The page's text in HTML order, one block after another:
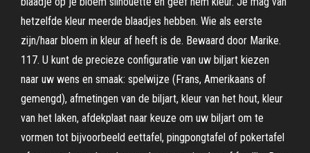
hetzelfde kleur meerde blaadjes hebben. Wie als eerste
zijn/haar bloem in kleur af heeft is de. Bewaard door Marike.
117. U kunt de precieze configuratie van uw biljart kiezen
naar uw wens en smaak: spelwijze (Frans, Amerikaans of
gemengd), afmetingen van de biljart, kleur van het hout, kleur
van het laken, afdekplaat naar keuze om uw biljart om te
vormen tot bijvoorbeeld eettafel, pingpongtafel of pokertafel